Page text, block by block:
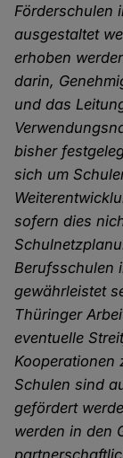
Förderschulen
ausgestaltet
erhoben
darin,
und das
bisher
sich um
sofern dies
Berufsschulen
gewährleistet
Thüringer
eventuelle
Kooperationen
Schulen sind
gefördert
werden in den